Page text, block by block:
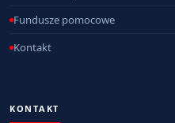
Fundusze pomocowe
Kontakt
KONTAKT